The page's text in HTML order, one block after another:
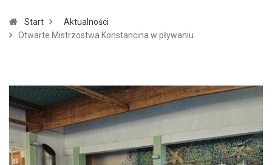
Rozdzielczość
Czcionki
remove_circle_outline add_circle_outline
Start
Aktualności
Otwarte Mistrzostwa Konstancina w pływaniu